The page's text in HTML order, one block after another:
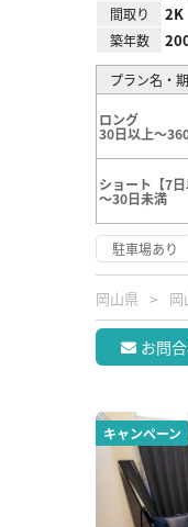
間取り 2K
築年数
プラン名・
ロング
30日以上～
ショート【7日
～30日未満
駐車場あり
岡山県 岡
お問
キャンペーン